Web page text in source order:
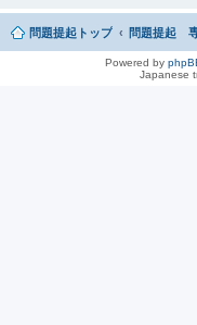
問題提起トップ 問題提起
Powered by
Japanese